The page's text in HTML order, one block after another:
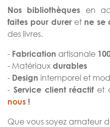
Nos bibliothèques en
faites pour dureret ne se
des livres.
- Fabrication artisanale
- Matériaux durables
- Design intemporel et
- Service client réactif et
nous !
Que vous soyez amateur